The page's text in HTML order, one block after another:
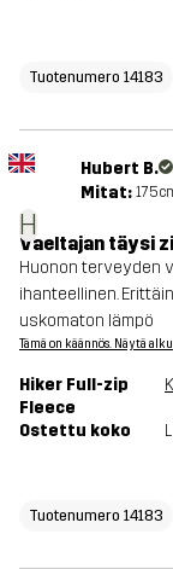
Tuotenumero 14183
H
Hubert B.
Mitat:
Vaeltajan täysi
Huonon terveyden
ihanteellinen.
uskomaton lämpö
Tämä on käännös. Näytä
Hiker Full-zip
Fleece
Ostettu koko L
Tuotenumero 14183